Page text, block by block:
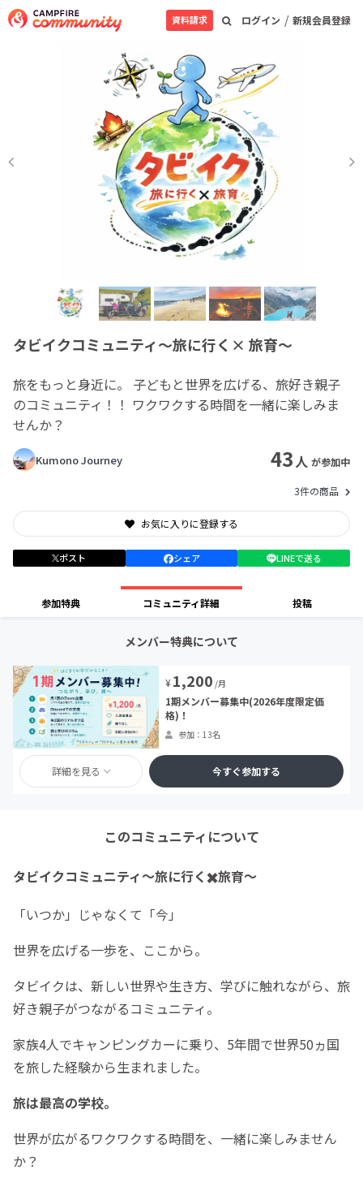
ログイン / 新規会員登録
資料請求
タビイクコミュニティ〜︎旅に行く× 旅育〜
旅をもっと身近に。 子どもと世界を広げる、旅好き親子
のコミュニティ！！ ワクワクする時間を一緒に楽しみま
せんか？
Kumono Journey 43人 が参加中
3件の商品
お気に入りに登録する
ポスト シェア LINEで送る
参加特典 コミュニティ詳細 投稿
メンバー特典について
¥1,200 /月
1期メンバー募集中(2026年度限定価
格)！
参加：13名
詳細を見る 今すぐ参加する
このコミュニティについて
タビイクコミュニティ〜旅に行く✖️旅育〜
「いつか」じゃなくて「今」
世界を広げる一歩を、ここから。
タビイクは、新しい世界や生き方、学びに触れながら、旅
好き親子がつながるコミュニティ。
家族4人でキャンピングカーに乗り、5年間で世界50ヵ国
を旅した経験から生まれました。
旅は最高の学校。
世界が広がるワクワクする時間を、一緒に楽しみません
か？